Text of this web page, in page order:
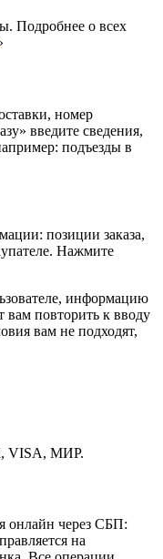
Подробнее о всех
номер
введите сведения,
подъезды в
позиции заказа,
Нажмите
информацию
вам повторить к вводу
вам не подходят,
VISA, МИР.
онлайн через СБП:
на